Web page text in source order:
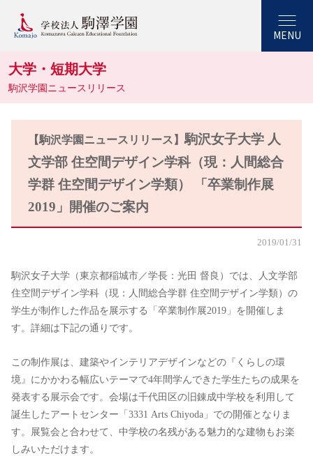
MENU
大学・短期大学
駒沢学園ニュースリリース
【駒沢学園ニュースリリース】駒沢女子大学 人
文学部 住空間デザイン学科（現：人間総合
学群 住空間デザイン学類） 「卒業制作展
2019」開催のご案内
2019/01/31
駒沢女子大学（東京都稲城市／学長：光田 督良）では、人文学部
住空間デザイン学科（現：人間総合学群 住空間デザイン学類）の
学生が制作した作品を展示する「卒業制作展2019」を開催しま
す。詳細は下記の通りです。
この制作展は、建築やインテリアデザインなどの『くらしの環
境』にかかわる幅広いテーマで4年間学んできた学生たちの成果を
発表する展示会です。会場は千代田区の旧錬成中学校を利用して
誕生したアートセンター「3331 Arts Chiyoda」での開催となりま
す。展覧会と合わせて、中学校の名残がある魅力的な建物もお楽
しみいただけます。